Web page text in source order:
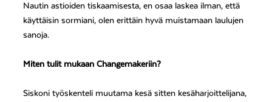
Nautin astioiden tiskaamisesta, en osaa laskea ilman, että
käyttäisin sormiani, olen erittäin hyvä muistamaan laulujen
sanoja.
Miten tulit mukaan Changemakeriin?
Siskoni työskenteli muutama kesä sitten kesäharjoittelijana,